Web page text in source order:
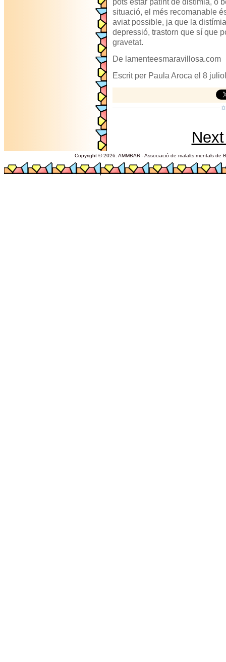
pots estar patint de distímia, o
situació, el més recomanable
aviat possible, ja que la
depressió, trastorn que sí que
gravetat.
De lamenteesmaravillosa.com
Escrit per Paula Aroca el 8
Copyright © 2026. AMMBAR - Associació de malalts mentals de